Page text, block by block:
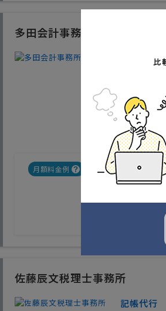
多田会計事務所
フラット
個人事業
岐阜県岐
実績
月額料金例
データ納品
可（別料金なし）
佐藤辰文税理士事務所
記帳代行